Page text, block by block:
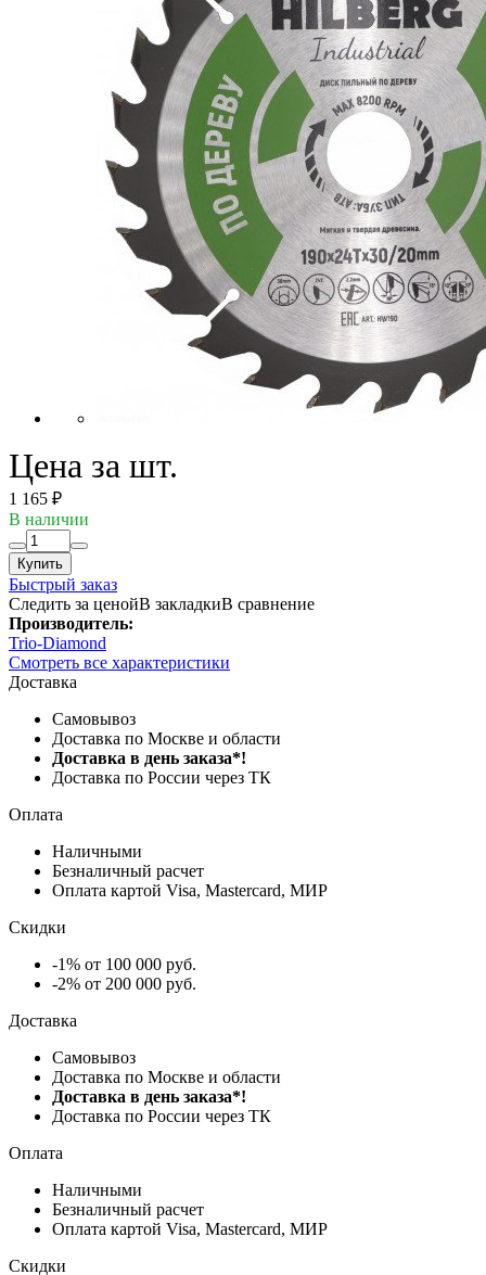
Цена за шт.
1 165 ₽
В наличии
Купить
Быстрый заказ
Следить за ценойВ закладкиВ сравнение
Производитель:
Trio-Diamond
Смотреть все характеристики
Доставка
Самовывоз
Доставка по Москве и области
Доставка в день заказа*!
Доставка по России через ТК
Оплата
Наличными
Безналичный расчет
Оплата картой Visa, Mastercard, МИР
Скидки
-1% от 100 000 руб.
-2% от 200 000 руб.
Доставка
Самовывоз
Доставка по Москве и области
Доставка в день заказа*!
Доставка по России через ТК
Оплата
Наличными
Безналичный расчет
Оплата картой Visa, Mastercard, МИР
Скидки